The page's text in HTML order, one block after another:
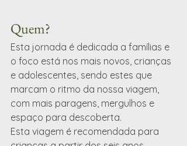
Quem?
Esta jornada é dedicada a famílias e
o foco está nos mais novos, crianças
e adolescentes, sendo estes que
marcam o ritmo da nossa viagem,
com mais paragens, mergulhos e
espaço para descoberta.
Esta viagem é recomendada para